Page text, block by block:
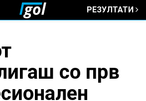
РЕЗУЛТАТИ
со прв